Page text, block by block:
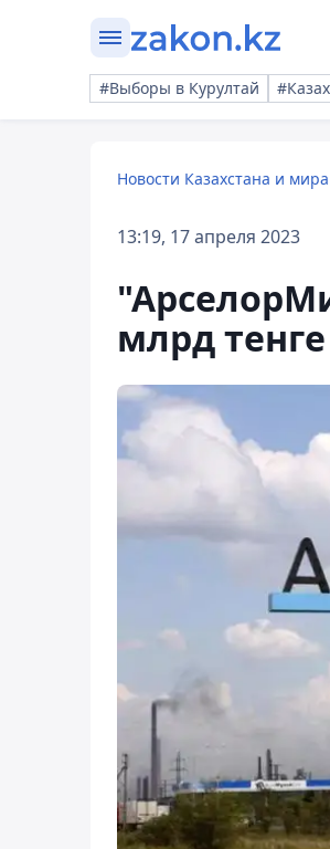
#Выборы в Курултай
Новости Казахстана и
13:19, 17 апреля 2023
млрд тенге